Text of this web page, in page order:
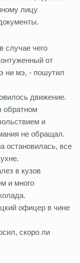
лицу
случае чего
от
ни мэ, - пошутил
движение.
обратном
и
не обращал.
остановилась, все
в кузов
и много
офицер в чине
скоро ли